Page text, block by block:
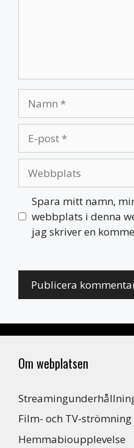
post
Spara mitt namn,
webbplats i denna
jag skriver en
Om webplatsen
Film- och TV-strömning
Hemmabioupplevelse